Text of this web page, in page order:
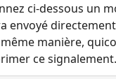
ci-dessous un
envoyé
manière,
ce signalement.